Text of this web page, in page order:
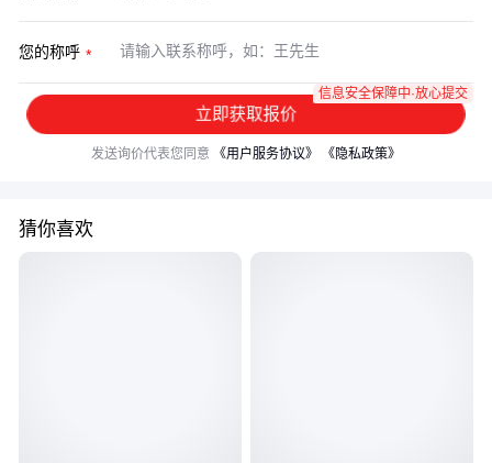
您的称呼
立即获取报价
信息安全保障中·放心提交
发送询价代表您同意 《用户服务协议》 《隐私政策》
猜你喜欢